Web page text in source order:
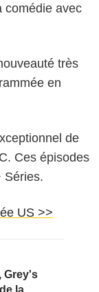
comédie avec
très
en
de
Ces épisodes
Séries.
US >>
Grey's
la